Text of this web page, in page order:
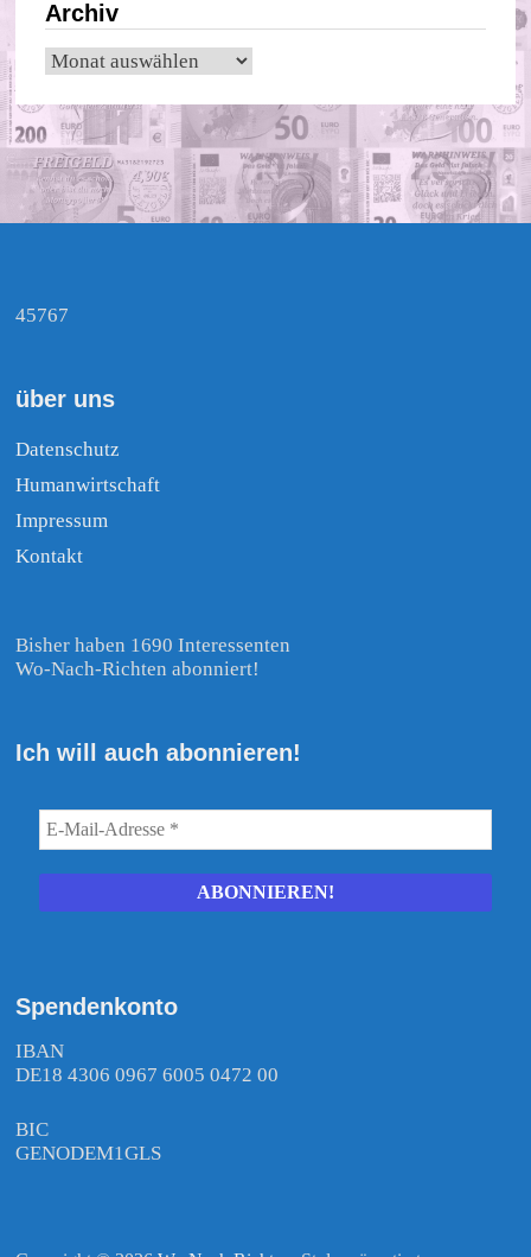
Archiv
Archiv
45767
über uns
Datenschutz
Humanwirtschaft
Impressum
Kontakt
Bisher haben 1690 Interessenten
Wo-Nach-Richten abonniert!
Ich will auch abonnieren!
Spendenkonto
IBAN
DE18 4306 0967 6005 0472 00
BIC
GENODEM1GLS